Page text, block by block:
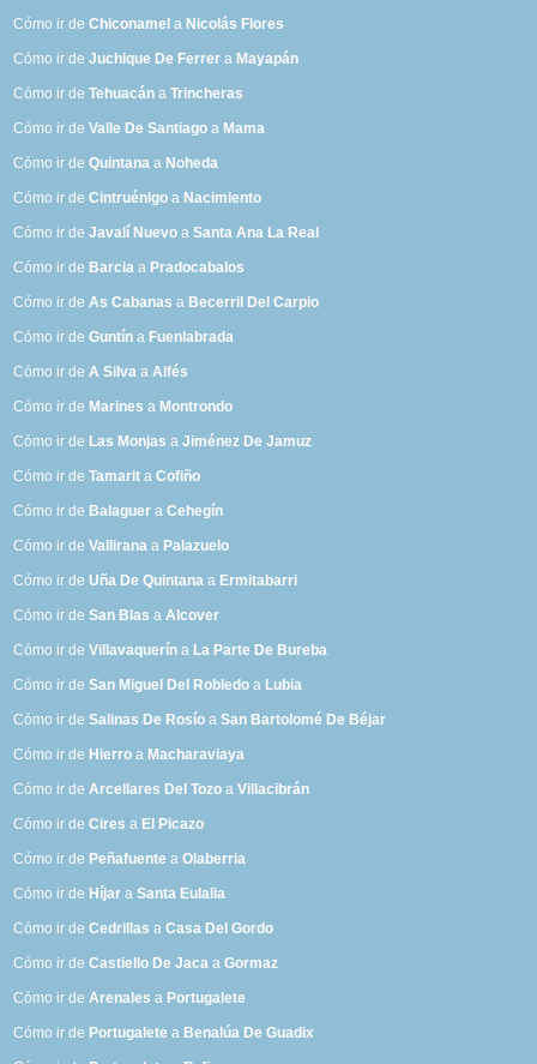
Cómo ir deChiconamel a Nicolás Flores
Cómo ir deJuchique De Ferrer a Mayapán
Cómo ir deTehuacán aTrincheras
Cómo ir deValle De Santiago a Mama
Cómo ir deQuintana a Noheda
Cómo ir deCintruénigo a Nacimiento
Cómo ir deJavalí Nuevo aSanta Ana La Real
Cómo ir de Barcia a Pradocabalos
Cómo ir deAs Cabanas a Becerril Del Carpio
Cómo ir deGuntín a Fuenlabrada
Cómo ir deA Silva aAlfés
Cómo ir de Marines a Montrondo
Cómo ir de Las Monjas aJiménez De Jamuz
Cómo ir deTamarit aCofiño
Cómo ir de Balaguer aCehegín
Cómo ir deVallirana a Palazuelo
Cómo ir deUña De Quintana a Ermitabarri
Cómo ir deSan Blas aAlcover
Cómo ir deVillavaquerín a La Parte De Bureba
Cómo ir deSan Miguel Del Robledo a Lubia
Cómo ir deSalinas De Rosío aSan Bartolomé De Béjar
Cómo ir de Hierro a Macharaviaya
Cómo ir deArcellares Del Tozo aVillacibrán
Cómo ir deCires a El Picazo
Cómo ir de Peñafuente aOlaberria
Cómo ir de Híjar aSanta Eulalia
Cómo ir deCedrillas aCasa Del Gordo
Cómo ir deCastiello De Jaca aGormaz
Cómo ir deArenales a Portugalete
Cómo ir de Portugalete a Benalúa De Guadix